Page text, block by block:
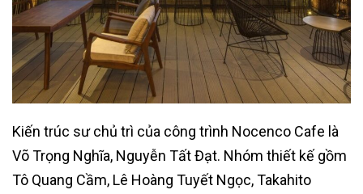
Kiến trúc sư chủ trì của công trình Nocenco Cafe là
Võ Trọng Nghĩa, Nguyễn Tất Đạt. Nhóm thiết kế gồm
Tô Quang Cầm, Lê Hoàng Tuyết Ngọc, Takahito